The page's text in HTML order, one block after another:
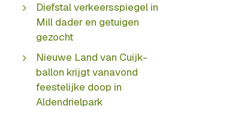
Diefstal verkeersspiegel in
Mill dader en getuigen
gezocht
Nieuwe Land van Cuijk-
ballon krijgt vanavond
feestelijke doop in
Aldendrielpark